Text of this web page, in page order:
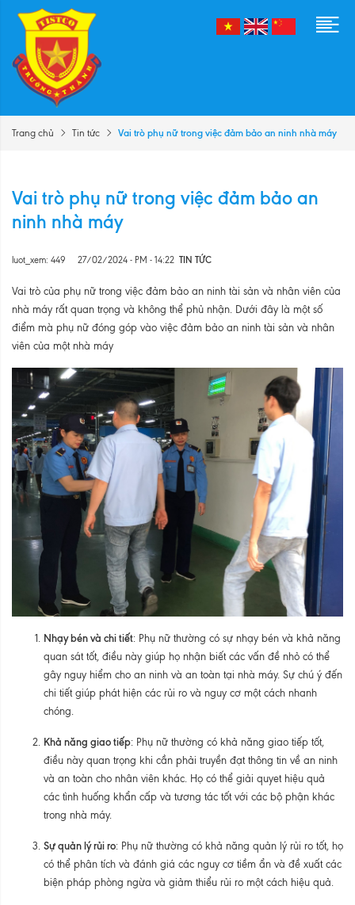
Trang chủ Tin tức Vai trò phụ nữ trong việc đảm bảo an ninh nhà máy
Vai trò phụ nữ trong việc đảm bảo an
ninh nhà máy
luot_xem: 449 27/02/2024 - PM - 14:22 TIN TỨC
Vai trò của phụ nữ trong việc đảm bảo an ninh tài sản và nhân viên của
nhà máy rất quan trọng và không thể phủ nhận. Dưới đây là một số
điểm mà phụ nữ đóng góp vào việc đảm bảo an ninh tài sản và nhân
viên của một nhà máy
Nhạy bén và chi tiết: Phụ nữ thường có sự nhạy bén và khả năng
quan sát tốt, điều này giúp họ nhận biết các vấn đề nhỏ có thể
gây nguy hiểm cho an ninh và an toàn tại nhà máy. Sự chú ý đến
chi tiết giúp phát hiện các rủi ro và nguy cơ một cách nhanh
chóng.
Khả năng giao tiếp: Phụ nữ thường có khả năng giao tiếp tốt,
điều này quan trọng khi cần phải truyền đạt thông tin về an ninh
và an toàn cho nhân viên khác. Họ có thể giải quyet hiệu quả
các tình huống khẩn cấp và tương tác tốt với các bộ phận khác
trong nhà máy.
Sự quản lý rủi ro: Phụ nữ thường có khả năng quản lý rủi ro tốt, họ
có thể phân tích và đánh giá các nguy cơ tiềm ẩn và đề xuất các
biện pháp phòng ngừa và giảm thiểu rủi ro một cách hiệu quả.